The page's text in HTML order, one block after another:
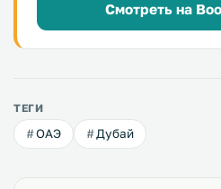
Смотреть на
ТЕГИ
ОАЭ Дубай